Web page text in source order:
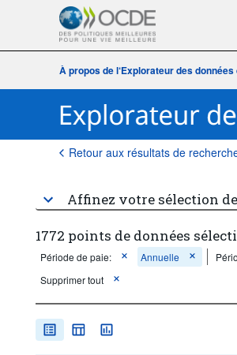
À propos de l‘Explorateur des données
Retour aux résultats de
Affinez votre sélection
1772 points de données
Période de paie: Annuelle
Supprimer tout